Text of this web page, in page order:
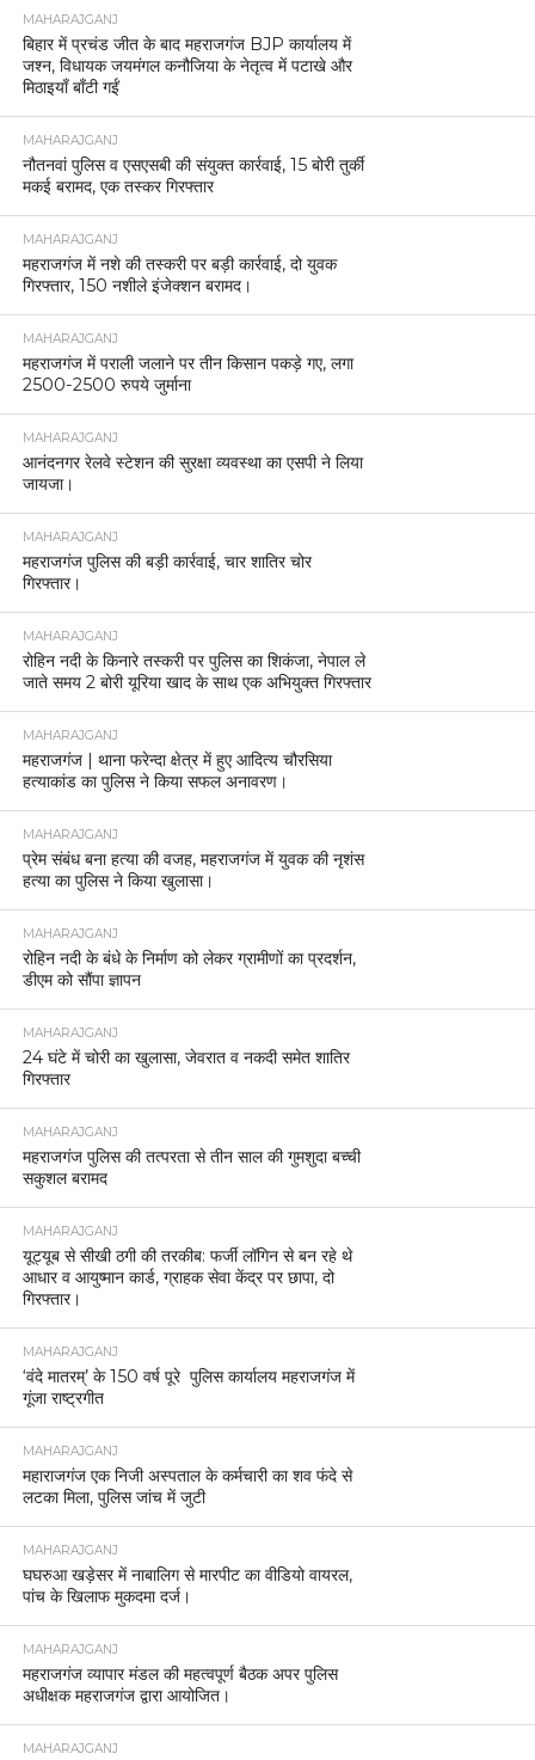
MAHARAJGANJ
बिहार में प्रचंड जीत के बाद महराजगंज BJP कार्यालय में
जश्न, विधायक जयमंगल कनौजिया के नेतृत्व में पटाखे और
मिठाइयाँ बाँटी गईं
MAHARAJGANJ
नौतनवां पुलिस व एसएसबी की संयुक्त कार्रवाई, 15 बोरी तुर्की
मकई बरामद, एक तस्कर गिरफ्तार
MAHARAJGANJ
महराजगंज में नशे की तस्करी पर बड़ी कार्रवाई, दो युवक
गिरफ्तार, 150 नशीले इंजेक्शन बरामद।
MAHARAJGANJ
महराजगंज में पराली जलाने पर तीन किसान पकड़े गए, लगा
2500-2500 रुपये जुर्माना
MAHARAJGANJ
आनंदनगर रेलवे स्टेशन की सुरक्षा व्यवस्था का एसपी ने लिया
जायजा।
MAHARAJGANJ
महराजगंज पुलिस की बड़ी कार्रवाई, चार शातिर चोर
गिरफ्तार।
MAHARAJGANJ
रोहिन नदी के किनारे तस्करी पर पुलिस का शिकंजा, नेपाल ले
जाते समय 2 बोरी यूरिया खाद के साथ एक अभियुक्त गिरफ्तार
MAHARAJGANJ
महराजगंज | थाना फरेन्दा क्षेत्र में हुए आदित्य चौरसिया
हत्याकांड का पुलिस ने किया सफल अनावरण।
MAHARAJGANJ
प्रेम संबंध बना हत्या की वजह, महराजगंज में युवक की नृशंस
हत्या का पुलिस ने किया खुलासा।
MAHARAJGANJ
रोहिन नदी के बंधे के निर्माण को लेकर ग्रामीणों का प्रदर्शन,
डीएम को सौंपा ज्ञापन
MAHARAJGANJ
24 घंटे में चोरी का खुलासा, जेवरात व नकदी समेत शातिर
गिरफ्तार
MAHARAJGANJ
महराजगंज पुलिस की तत्परता से तीन साल की गुमशुदा बच्ची
सकुशल बरामद
MAHARAJGANJ
यूट्यूब से सीखी ठगी की तरकीब: फर्जी लॉगिन से बन रहे थे
आधार व आयुष्मान कार्ड, ग्राहक सेवा केंद्र पर छापा, दो
गिरफ्तार।
MAHARAJGANJ
‘वंदे मातरम्’ के 150 वर्ष पूरे पुलिस कार्यालय महराजगंज में
गूंजा राष्ट्रगीत
MAHARAJGANJ
महाराजगंज एक निजी अस्पताल के कर्मचारी का शव फंदे से
लटका मिला, पुलिस जांच में जुटी
MAHARAJGANJ
घघरुआ खड़ेसर में नाबालिग से मारपीट का वीडियो वायरल,
पांच के खिलाफ मुकदमा दर्ज।
MAHARAJGANJ
महराजगंज व्यापार मंडल की महत्वपूर्ण बैठक अपर पुलिस
अधीक्षक महराजगंज द्वारा आयोजित।
MAHARAJGANJ